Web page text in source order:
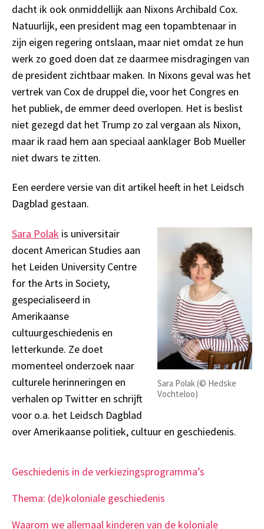
dacht ik ook onmiddellijk aan Nixons Archibald Cox.
Natuurlijk, een president mag een topambtenaar in
zijn eigen regering ontslaan, maar niet omdat ze hun
werk zo goed doen dat ze daarmee misdragingen van
de president zichtbaar maken. In Nixons geval was het
vertrek van Cox de druppel die, voor het Congres en
het publiek, de emmer deed overlopen. Het is beslist
niet gezegd dat het Trump zo zal vergaan als Nixon,
maar ik raad hem aan speciaal aanklager Bob Mueller
niet dwars te zitten.
Een eerdere versie van dit artikel heeft in het Leidsch
Dagblad gestaan.
Sara Polak (© Hedske
Vochteloo)
Sara Polak is universitair
docent American Studies aan
het Leiden University Centre
for the Arts in Society,
gespecialiseerd in
Amerikaanse
cultuurgeschiedenis en
letterkunde. Ze doet
momenteel onderzoek naar
culturele herinneringen en
verhalen op Twitter en schrijft
voor o.a. het Leidsch Dagblad
over Amerikaanse politiek, cultuur en geschiedenis.
Geschiedenis in de verkiezingsprogramma’s
Thema: (de)koloniale geschiedenis
Waarom we allemaal kinderen van de koloniale